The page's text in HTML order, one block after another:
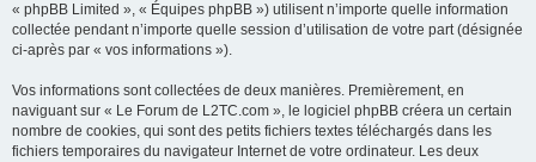
« phpBB Limited », « Équipes phpBB ») utilisent n’importe quelle information
collectée pendant n’importe quelle session d’utilisation de votre part (désignée
ci-après par « vos informations »).
Vos informations sont collectées de deux manières. Premièrement, en
naviguant sur « Le Forum de L2TC.com », le logiciel phpBB créera un certain
nombre de cookies, qui sont des petits fichiers textes téléchargés dans les
fichiers temporaires du navigateur Internet de votre ordinateur. Les deux